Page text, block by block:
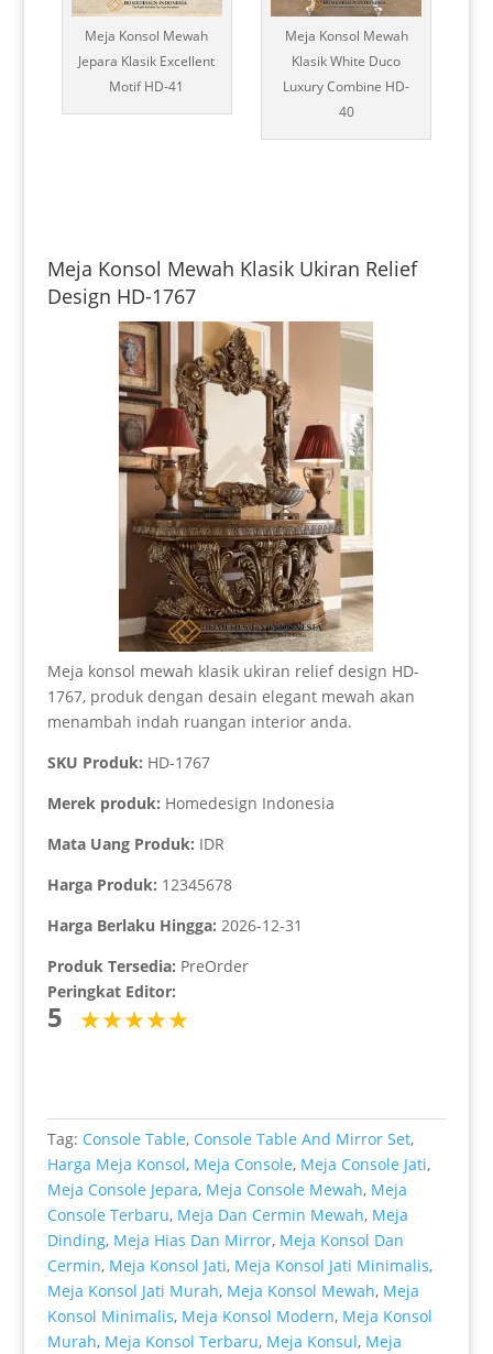
Meja Konsol Mewah
Jepara Klasik Excellent
Motif HD-41
Meja Konsol Mewah
Klasik White Duco
Luxury Combine HD-
40
Meja Konsol Mewah Klasik Ukiran Relief
Design HD-1767
Meja konsol mewah klasik ukiran relief design HD-
1767, produk dengan desain elegant mewah akan
menambah indah ruangan interior anda.
SKU Produk: HD-1767
Merek produk: Homedesign Indonesia
Mata Uang Produk: IDR
Harga Produk: 12345678
Harga Berlaku Hingga: 2026-12-31
Produk Tersedia: PreOrder
Peringkat Editor:
5
Tag: Console Table, Console Table And Mirror Set,
Harga Meja Konsol, Meja Console, Meja Console Jati,
Meja Console Jepara, Meja Console Mewah, Meja
Console Terbaru, Meja Dan Cermin Mewah, Meja
Dinding, Meja Hias Dan Mirror, Meja Konsol Dan
Cermin, Meja Konsol Jati, Meja Konsol Jati Minimalis,
Meja Konsol Jati Murah, Meja Konsol Mewah, Meja
Konsol Minimalis, Meja Konsol Modern, Meja Konsol
Murah, Meja Konsol Terbaru, Meja Konsul, Meja